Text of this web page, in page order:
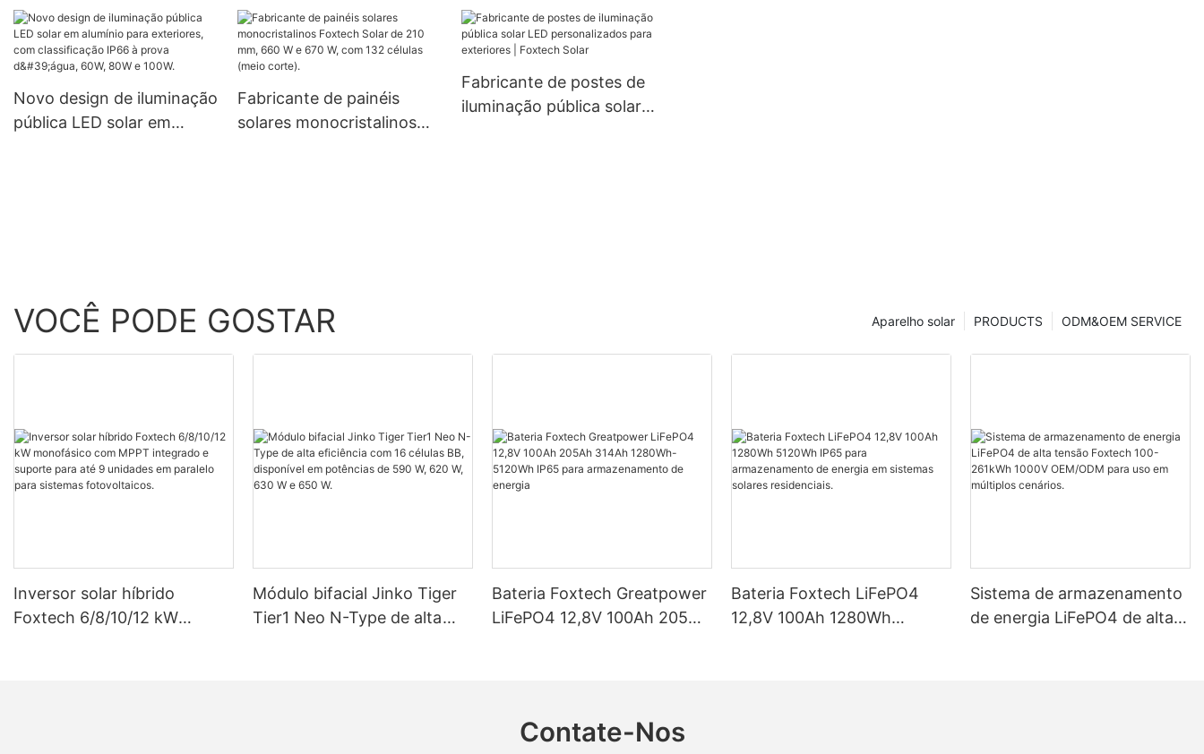
Equador, Brasil e
Colômbia, sistema off-grid
de 120 V.
e 6 kW, 48 V, 120/240 V,
para sistemas isolados da
rede elétrica. Preço de
atacado.
monocristalinas de 182
mm, 300 W, 360 W e 400
W, com preços acessíveis.
Novo design de iluminação
pública LED solar em
Fabricante de painéis
solares monocristalinos
Fabricante de postes de
iluminação pública solar
VOCÊ PODE GOSTAR ODM&OEM SERVICE
PRODUCTS
Aparelho solar
Inversor solar híbrido
Foxtech 6/8/10/12 kW
Módulo bifacial Jinko Tiger
Tier1 Neo N-Type de alta
Bateria Foxtech Greatpower
LiFePO4 12,8V 100Ah 205Ah
Bateria Foxtech LiFePO4
12,8V 100Ah 1280Wh
Sistema de armazenamento
de energia LiFePO4 de alta
Contate-Nos